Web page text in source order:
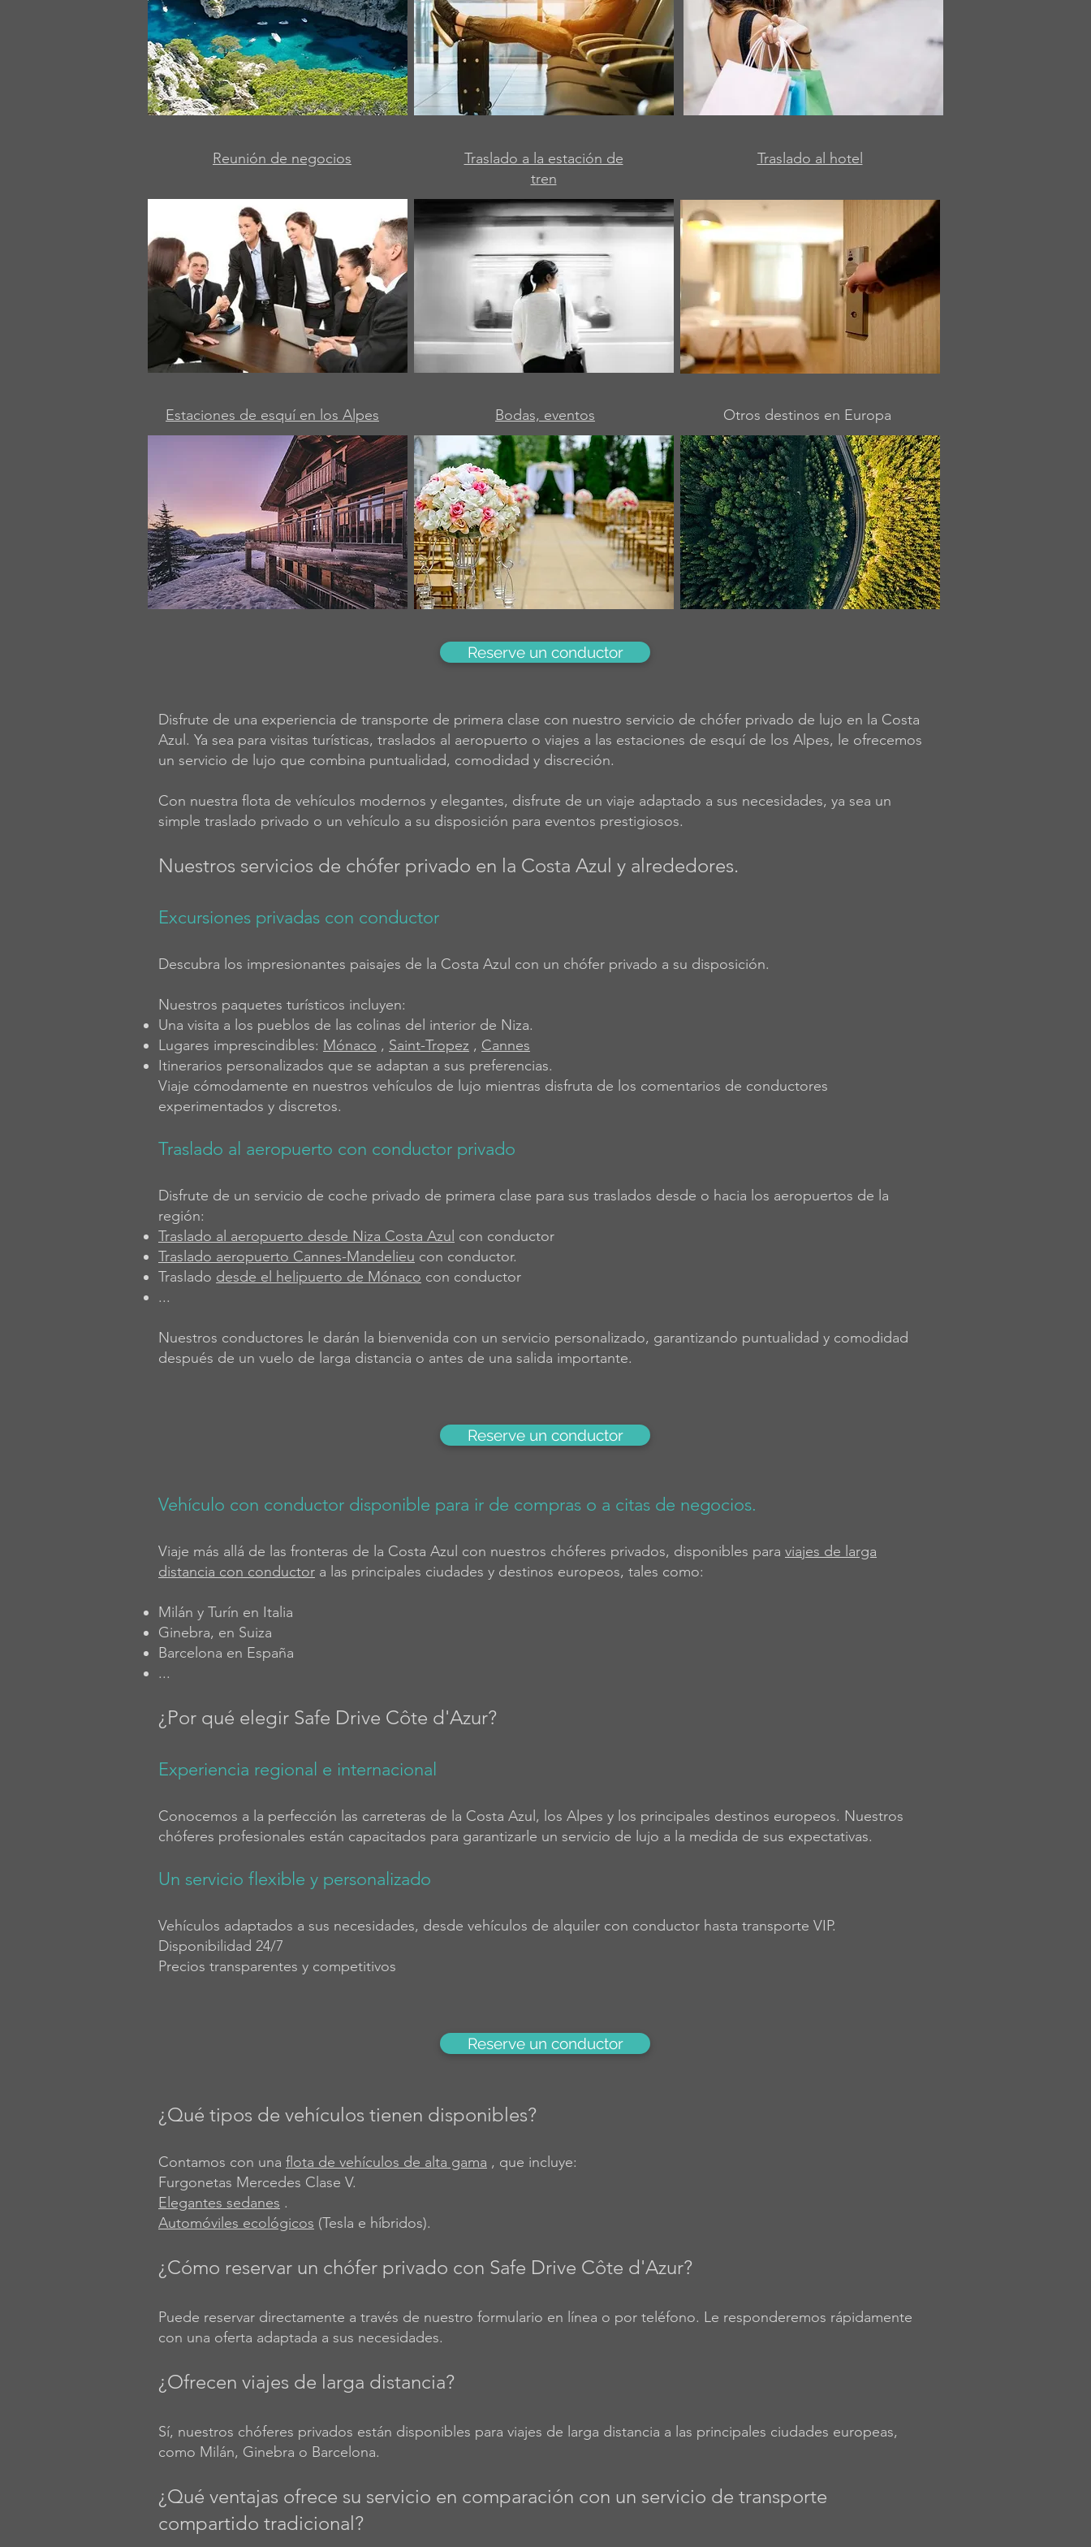
Reunión de negocios
Traslado a la estación de
tren
Traslado al hotel
Estaciones de esquí en los Alpes Bodas, eventos Otros destinos en Europa
Reserve un conductor
Disfrute de una experiencia de transporte de primera clase con nuestro servicio de chófer privado de lujo en la Costa
Azul. Ya sea para visitas turísticas, traslados al aeropuerto o viajes a las estaciones de esquí de los Alpes, le ofrecemos
un servicio de lujo que combina puntualidad, comodidad y discreción.
Con nuestra flota de vehículos modernos y elegantes, disfrute de un viaje adaptado a sus necesidades, ya sea un
simple traslado privado o un vehículo a su disposición para eventos prestigiosos.
Nuestros servicios de chófer privado en la Costa Azul y alrededores.
Excursiones privadas con conductor
Descubra los impresionantes paisajes de la Costa Azul con un chófer privado a su disposición.
Nuestros paquetes turísticos incluyen:
Una visita a los pueblos de las colinas del interior de Niza.
Lugares imprescindibles: Mónaco , Saint-Tropez , Cannes
Itinerarios personalizados que se adaptan a sus preferencias.
Viaje cómodamente en nuestros vehículos de lujo mientras disfruta de los comentarios de conductores
experimentados y discretos.
Traslado al aeropuerto con conductor privado
Disfrute de un servicio de coche privado de primera clase para sus traslados desde o hacia los aeropuertos de la
región:
Traslado al aeropuerto desde Niza Costa Azul con conductor
Traslado aeropuerto Cannes-Mandelieu con conductor.
Traslado desde el helipuerto de Mónaco con conductor
...
Nuestros conductores le darán la bienvenida con un servicio personalizado, garantizando puntualidad y comodidad
después de un vuelo de larga distancia o antes de una salida importante.
Reserve un conductor
Vehículo con conductor disponible para ir de compras o a citas de negocios.
Viaje más allá de las fronteras de la Costa Azul con nuestros chóferes privados, disponibles para viajes de larga
distancia con conductor a las principales ciudades y destinos europeos, tales como:
Milán y Turín en Italia
Ginebra, en Suiza
Barcelona en España
...
¿Por qué elegir Safe Drive Côte d'Azur?
Experiencia regional e internacional
Conocemos a la perfección las carreteras de la Costa Azul, los Alpes y los principales destinos europeos. Nuestros
chóferes profesionales están capacitados para garantizarle un servicio de lujo a la medida de sus expectativas.
Un servicio flexible y personalizado
Vehículos adaptados a sus necesidades, desde vehículos de alquiler con conductor hasta transporte VIP.
Disponibilidad 24/7
Precios transparentes y competitivos
Reserve un conductor
¿Qué tipos de vehículos tienen disponibles?
Contamos con una flota de vehículos de alta gama , que incluye:
Furgonetas Mercedes Clase V.
Elegantes sedanes .
Automóviles ecológicos (Tesla e híbridos).
¿Cómo reservar un chófer privado con Safe Drive Côte d'Azur?
Puede reservar directamente a través de nuestro formulario en línea o por teléfono. Le responderemos rápidamente
con una oferta adaptada a sus necesidades.
¿Ofrecen viajes de larga distancia?
Sí, nuestros chóferes privados están disponibles para viajes de larga distancia a las principales ciudades europeas,
como Milán, Ginebra o Barcelona.
¿Qué ventajas ofrece su servicio en comparación con un servicio de transporte
compartido tradicional?